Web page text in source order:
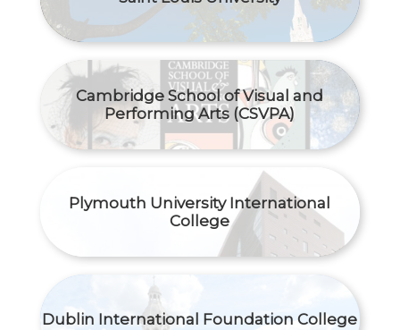
Cambridge School of Visual and
Performing Arts (CSVPA)
Plymouth University International
College
Dublin International Foundation College